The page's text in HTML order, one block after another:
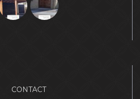
CONTACT